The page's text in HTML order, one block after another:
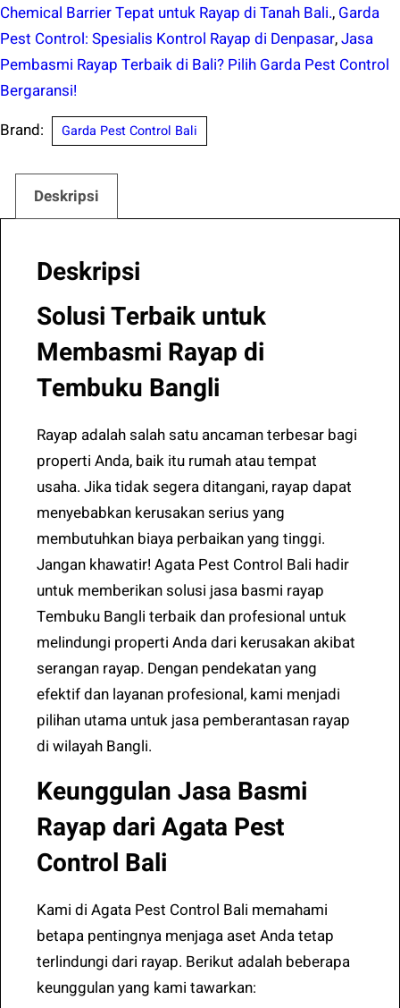
Chemical Barrier Tepat untuk Rayap di Tanah Bali., Garda
Pest Control: Spesialis Kontrol Rayap di Denpasar,Jasa
Pembasmi Rayap Terbaik di Bali? Pilih Garda Pest Control
Bergaransi!
Brand:
Garda Pest Control Bali
Deskripsi
Deskripsi
Solusi Terbaik untuk
Membasmi Rayap di
Tembuku Bangli
Rayap adalah salah satu ancaman terbesar bagi
properti Anda, baik itu rumah atau tempat
usaha. Jika tidak segera ditangani, rayap dapat
menyebabkan kerusakan serius yang
membutuhkan biaya perbaikan yang tinggi.
Jangan khawatir! Agata Pest Control Bali hadir
untuk memberikan solusi jasa basmi rayap
Tembuku Bangli terbaik dan profesional untuk
melindungi properti Anda dari kerusakan akibat
serangan rayap. Dengan pendekatan yang
efektif dan layanan profesional, kami menjadi
pilihan utama untuk jasa pemberantasan rayap
di wilayah Bangli.
Keunggulan Jasa Basmi
Rayap dari Agata Pest
Control Bali
Kami di Agata Pest Control Bali memahami
betapa pentingnya menjaga aset Anda tetap
terlindungi dari rayap. Berikut adalah beberapa
keunggulan yang kami tawarkan: